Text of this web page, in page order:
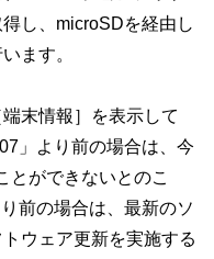
し、microSDを経由し
ます。
末情報］を表示して
」より前の場合は、今
とができないとのこ
前の場合は、最新のソ
ウェア更新を実施する